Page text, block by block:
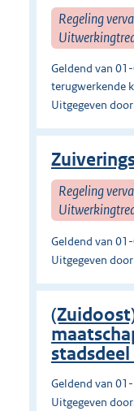
Regeling
Geldend van
terugwerkende
Uitgegeven
Regeling
Geldend van
Uitgegeven
Geldend van
Uitgegeven